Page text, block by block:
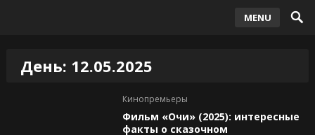
MENU
День: 12.05.2025
Кинопремьеры
Фильм «Очи» (2025): интересные
факты о сказочном